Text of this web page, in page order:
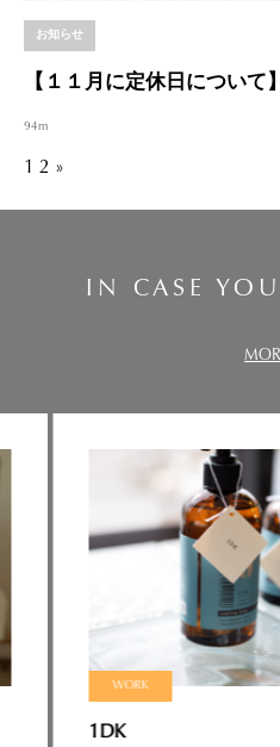
お知らせ
【１１月に定休日について】
94m
1 2 »
IN CASE
WORK
1DK